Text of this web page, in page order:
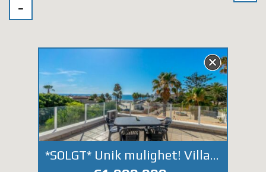
*SOLGT* Unik mulighet! Villa første linje ved stranden på Playa Flamenca